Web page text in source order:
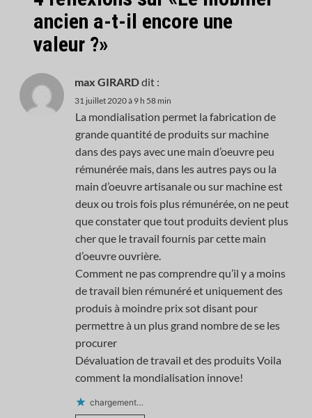
ancien a-t-il encore une
valeur ?»
max GIRARDdit :
31 juillet 2020 à 9 h 58 min
La mondialisation permet la fabrication de
grande quantité de produits sur machine
dans des pays avec une main d’oeuvre peu
rémunérée mais, dans les autres pays ou la
main d’oeuvre artisanale ou sur machine est
deux ou trois fois plus rémunérée, on ne peut
que constater que tout produits devient plus
cher que le travail fournis par cette main
d’oeuvre ouvrière.
Comment ne pas comprendre qu’il y a moins
de travail bien rémunéré et uniquement des
produis à moindre prix sot disant pour
permettre à un plus grand nombre de se les
procurer
Dévaluation de travail et des produits Voila
comment la mondialisation innove!
chargement…